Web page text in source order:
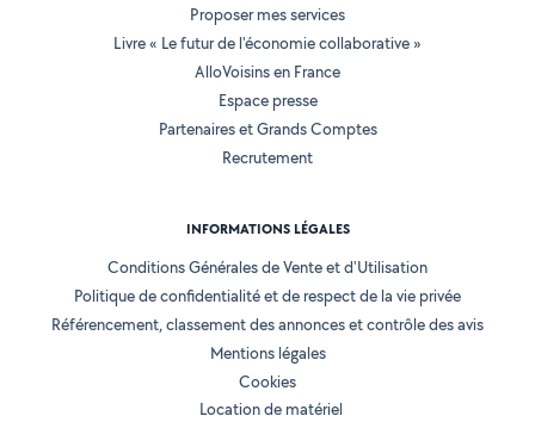
Proposer mes services
Livre « Le futur de l'économie collaborative »
AlloVoisins en France
Espace presse
Partenaires et Grands Comptes
Recrutement
INFORMATIONS LÉGALES
Conditions Générales de Vente et d'Utilisation
Politique de confidentialité et de respect de la vie privée
Référencement, classement des annonces et contrôle des avis
Mentions légales
Cookies
Location de matériel